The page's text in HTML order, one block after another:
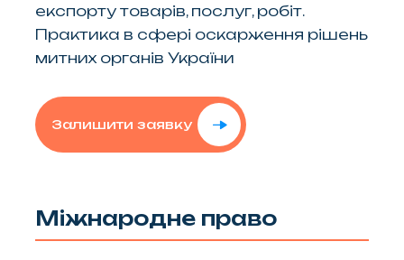
експорту товарів, послуг, робіт.
Практика в сфері оскарження рішень
митних органів України
Залишити заявку
Міжнародне право